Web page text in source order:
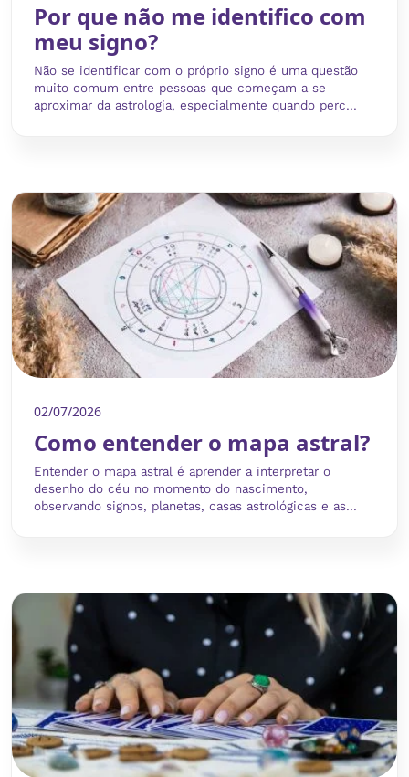
Por que não me identifico com
meu signo?
Não se identificar com o próprio signo é uma questão
muito comum entre pessoas que começam a se
aproximar da astrologia, especialmente quando perc...
02/07/2026
Como entender o mapa astral?
Entender o mapa astral é aprender a interpretar o
desenho do céu no momento do nascimento,
observando signos, planetas, casas astrológicas e as...